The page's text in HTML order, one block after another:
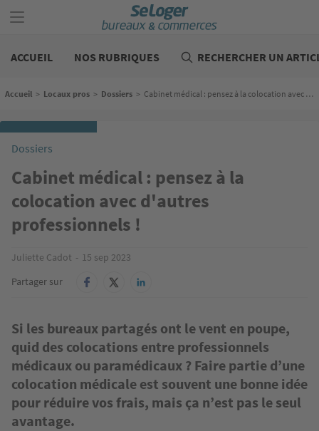
au
commerces
ACCUEIL NOS RUBRIQUES RECHERCHER UN
Fil d'Ariane
Accueil > Locaux pros > Dossiers > Cabinet médical : pensez à la colocation avec d'autres professionnels !
Dossiers
Cabinet médical : pensez à la
colocation avec d'autres
professionnels !
Juliette Cadot
15 sep 2023
Partager sur
Si les bureaux partagés ont le vent en poupe,
quid des colocations entre professionnels
médicaux ou paramédicaux ? Faire partie d’une
colocation médicale est souvent une bonne idée
pour réduire vos frais, mais ça n’est pas le seul
avantage.